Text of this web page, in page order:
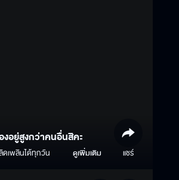
งอยู่สูงกว่าคนอื่นสิคะ
ดเพลินได้ทุกวัน ดูเพิ่มเติม แชร์